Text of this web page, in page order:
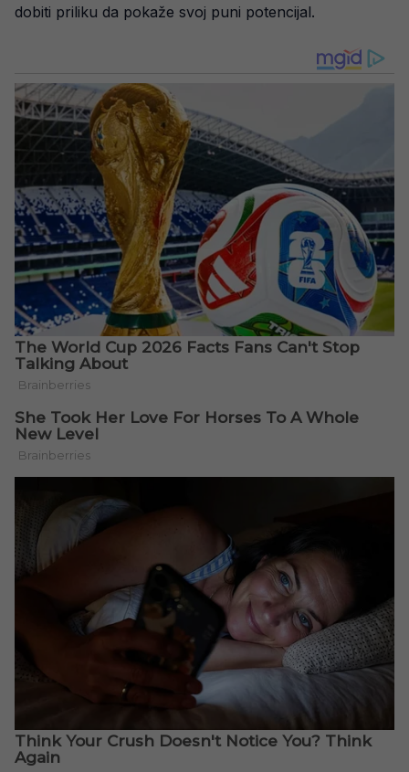
dobiti priliku da pokaže svoj puni potencijal.